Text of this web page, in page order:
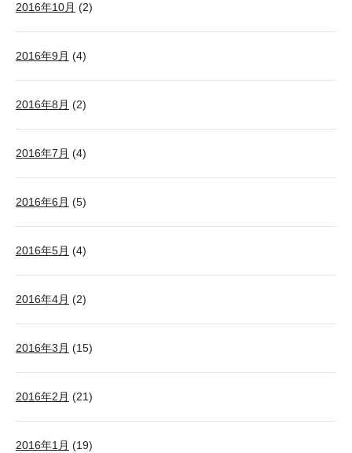
2016年10月 (2)
2016年9月 (4)
2016年8月 (2)
2016年7月 (4)
2016年6月 (5)
2016年5月 (4)
2016年4月 (2)
2016年3月 (15)
2016年2月 (21)
2016年1月 (19)